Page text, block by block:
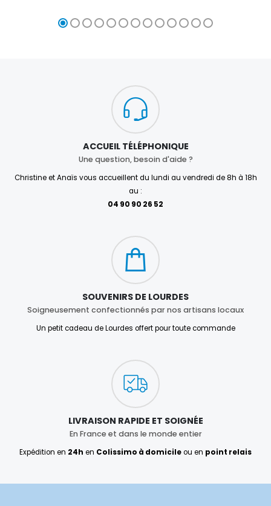
ACCUEIL TÉLÉPHONIQUE
Une question, besoin d'aide ?
Christine et Anaïs vous accueillent du lundi au vendredi de 8h à 18h
au :
04 90 90 26 52
SOUVENIRS DE LOURDES
Soigneusement confectionnés par nos artisans locaux
Un petit cadeau de Lourdes offert pour toute commande
LIVRAISON RAPIDE ET SOIGNÉE
En France et dans le monde entier
Expédition en 24h en Colissimo à domicileou en point relais